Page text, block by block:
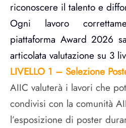
riconoscere il talento e
Ogni lavoro
piattaforma Award 2026
articolata valutazione su 3
LIVELLO 1 – Selezione
AIIC valuterà i lavori che
condivisi con la comunità
l’esposizione di poster